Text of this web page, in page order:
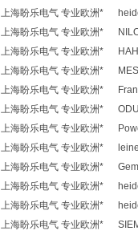
上海盼乐电气 专业欧洲*
上海盼乐电气 专业欧洲*
上海盼乐电气 专业欧洲*
上海盼乐电气 专业欧洲*
上海盼乐电气 专业欧洲*
上海盼乐电气 专业欧洲*
上海盼乐电气 专业欧洲*
上海盼乐电气 专业欧洲*
上海盼乐电气 专业欧洲*
上海盼乐电气 专业欧洲*
上海盼乐电气 专业欧洲*
上海盼乐电气 专业欧洲*